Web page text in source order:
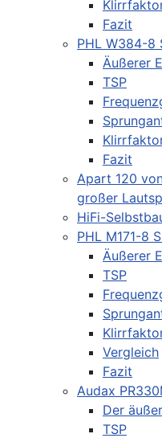
Fazit
PHL W384-8
Äußerer
TSP
Fazit
Apart 120
großer
HiFi-
PHL M171-8
Äußerer
TSP
Vergleich
Fazit
Audax
Der
TSP